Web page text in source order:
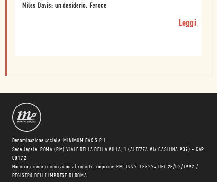
Miles Davis: un desiderio. Feroce
Leggi
Denominazione sociale: MINIMUM FAX S.R.L.
Sede legale: ROMA (RM) VIALE DELLA BELLA VILLA, 1 (ALTEZZA VIA CASILINA 939) - CAP
00172
Numero e sede di iscrizione al registro imprese: RM-1997-155274 DEL 25/02/1997 /
REGISTRO DELLE IMPRESE DI ROMA